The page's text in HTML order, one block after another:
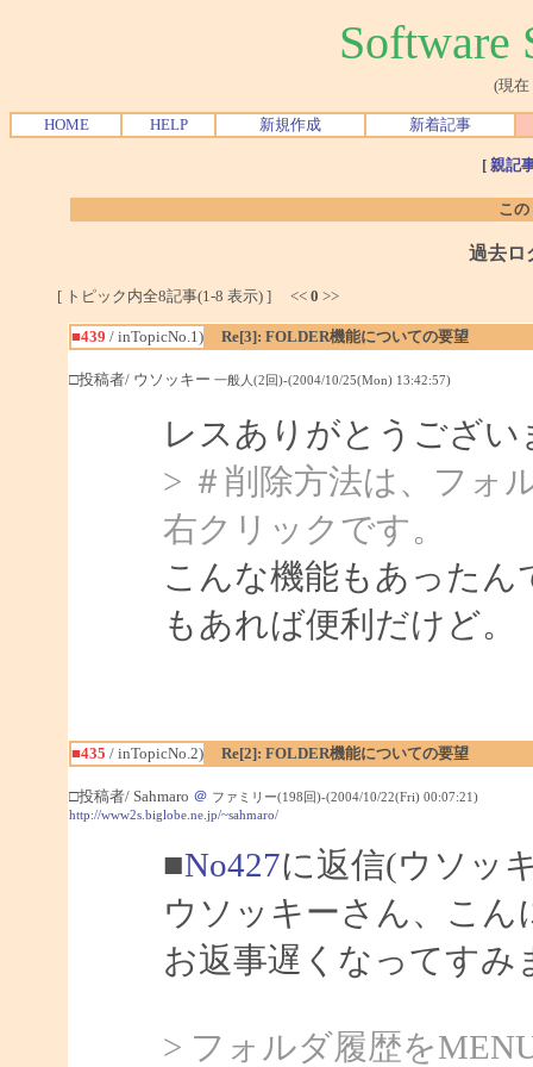
Software
(現在
HOME HELP 新規作成 新着記事
[ 親記
こ
過去ロ
[ トピック内全8記事(1-8 表示) ] << 0 >>
■439 / inTopicNo.1) Re[3]: FOLDER機能についての要望
□投稿者/ ウソッキー 一般人(2回)-(2004/10/25(Mon) 13:42:57)
レスありがとうござい
> ＃削除方法は、フォ
右クリックです。
こんな機能もあったん
もあれば便利だけど。
■435 / inTopicNo.2) Re[2]: FOLDER機能についての要望
□投稿者/ Sahmaro ＠ ファミリー(198回)-(2004/10/22(Fri) 00:07:21)
http://www2s.biglobe.ne.jp/~sahmaro/
■No427に返信(ウソッ
ウソッキーさん、こん
お返事遅くなってすみ
> フォルダ履歴を